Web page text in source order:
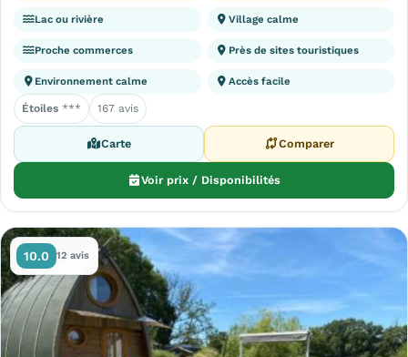
Lac ou rivière Village calme
Proche commerces Près de sites touristiques
Environnement calme Accès facile
Étoiles *** 167 avis
Carte Comparer
Voir prix / Disponibilités
10.0 12 avis